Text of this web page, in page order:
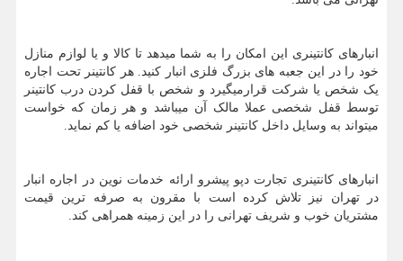
انبارهای کانتینری این امکان را به شما میدهد تا کالا و یا لوازم منازل
خود را در این جعبه های بزرگ فلزی انبار کنید. هر کانتینر تحت اجاره
یک شخص یا شرکت قرارمیگیرد و شخص با قفل کردن درب کانتینر
توسط قفل شخصی عملا مالک آن میباشد و هر زمان که خواست
میتواند به وسایل داخل کانتینر شخصی خود اضافه یا کم نماید.
انبارهای کانتینری تجارت دپو پیشرو ارائه خدمات نوین در اجاره انبار
در تهران نیز تلاش كرده است با مقرون به صرفه ترین قیمت
مشتریان خوب و شریف تهرانی را در این زمینه همراهی كند.